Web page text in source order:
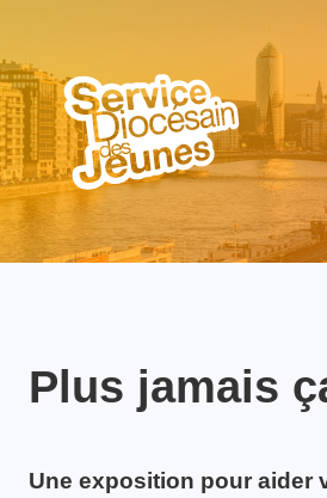
Plus jamais
Une exposition pour aider